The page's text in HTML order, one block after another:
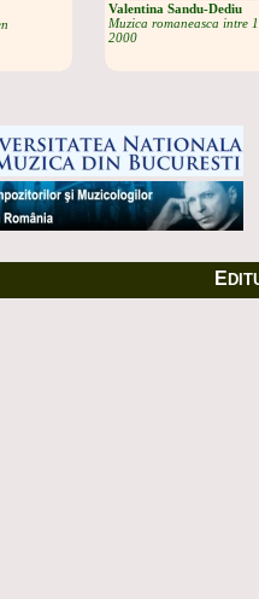
E
Valentina Sandu-Dediu
Muzica romaneasca intre
2000